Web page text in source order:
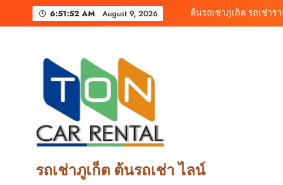
6:51:54 AM August 9, 2026
รถเช่าภูเก็ต ต้นรถเช่า ไลน์